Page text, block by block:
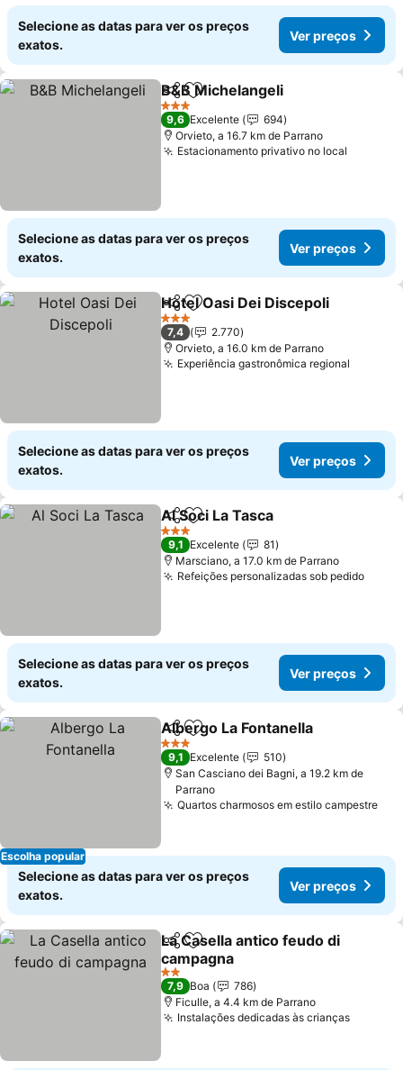
Selecione as datas para ver os preços
exatos.
Ver preços
PartilharAdicionar aos favoritos
B&B Michelangeli
3 Estrelas
9,6 Excelente
694
Orvieto, a 16.7 km de Parrano
Estacionamento privativo no local
Selecione as datas para ver os preços
exatos.
Ver preços
PartilharAdicionar aos favoritos
Hotel Oasi Dei Discepoli
3 Estrelas
7,4
2.770
Orvieto, a 16.0 km de Parrano
Experiência gastronômica regional
Selecione as datas para ver os preços
exatos.
Ver preços
PartilharAdicionar aos favoritos
Al Soci La Tasca
3 Estrelas
9,1 Excelente
81
Marsciano, a 17.0 km de Parrano
Refeições personalizadas sob pedidoVer
Selecione as datas para ver os preços
exatos.
Ver preços
Escolha popular
PartilharAdicionar aos favoritos
Albergo La Fontanella
3 Estrelas
9,1 Excelente
510
San Casciano dei Bagni, a 19.2 km de
Parrano
Quartos charmosos em estilo campestre
Selecione as datas para ver os preços
exatos.
Ver preços
PartilharAdicionar aos favoritos
La Casella antico feudo di
campagna
Ver preços
2 Estrelas
7,9 Boa
786
Ficulle, a 4.4 km de Parrano
Instalações dedicadas às criançasVer